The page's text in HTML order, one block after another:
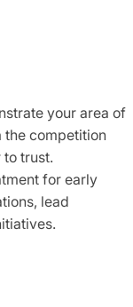
your area of
the competition
trust.
for early
lead